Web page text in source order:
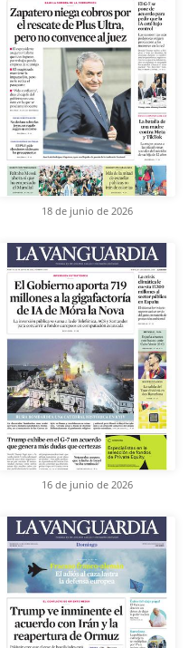
18 de junio de 2026
16 de junio de 2026